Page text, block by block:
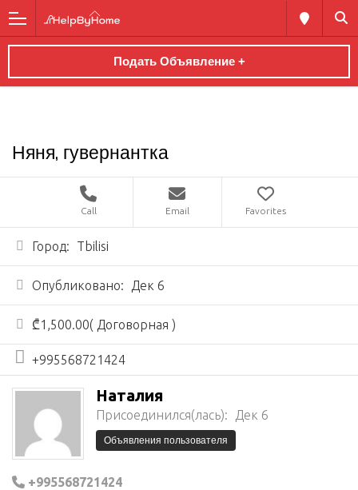
Подать Объявление +
Няня, гувернантка
Call Email Favorites
Город: Tbilisi
Опубликовано: Дек 6
₾1,500.00( Договорная )
+995568721424
Наталия
Присоединился(лась): Дек 6
Объявления пользователя
+995568721424